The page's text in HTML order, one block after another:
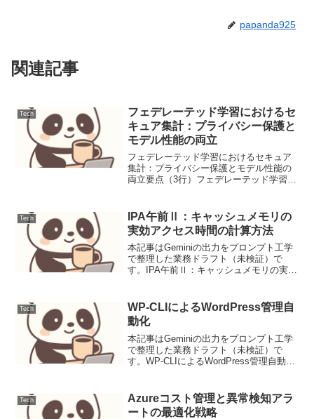
papanda925
関連記事
Tech
フェデレーテッド学習におけるセ
キュア集計：プライバシー保護と
モデル性能の両立
フェデレーテッド学習におけるセキュア
集計：プライバシー保護とモデル性能の
両立要点（3行）フェデレーテッド学習に
トからのモデル更新を安全に集約するこ
とで、モデル性能を向上...
Tech
IPA午前Ⅱ：キャッシュメモリの
実効アクセス時間の計算方法
本記事はGeminiの出力をプロンプト工学
で整理した業務ドラフト（未検証）で
す。IPA午前Ⅱ：キャッシュメモリの実効
CPUがメモリへアクセスする際の平均的
な時間を算出する...
Tech
WP-CLIによるWordPress管理自
動化
本記事はGeminiの出力をプロンプト工学
で整理した業務ドラフト（未検証）で
す。WP-CLIによるWordPress管理自動化
最適化といった日常的な管理作業は多...
Tech
Azureコスト管理と異常検知アラ
ートの最適化戦略